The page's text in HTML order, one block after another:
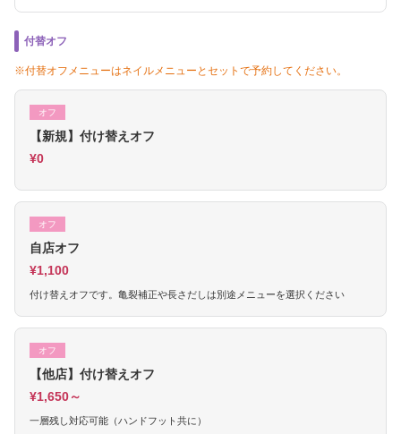
付替オフ
※付替オフメニューはネイルメニューとセットで予約してください。
オフ
【新規】付け替えオフ
¥0
オフ
自店オフ
¥1,100
付け替えオフです。亀裂補正や長さだしは別途メニューを選択ください
オフ
【他店】付け替えオフ
¥1,650～
一層残し対応可能（ハンドフット共に）